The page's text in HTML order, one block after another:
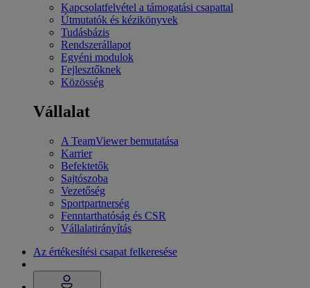
Kapcsolatfelvétel a támogatási csapattal
Útmutatók és kézikönyvek
Tudásbázis
Rendszerállapot
Egyéni modulok
Fejlesztőknek
Közösség
Vállalat
A TeamViewer bemutatása
Karrier
Befektetők
Sajtószoba
Vezetőség
Sportpartnerség
Fenntarthatóság és CSR
Vállalatirányítás
Az értékesítési csapat felkeresése